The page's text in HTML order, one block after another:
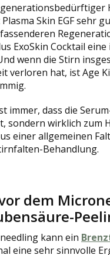
Skin EGF sehr
ExoSkin Cocktail
wenn die Stirn
verloren hat, ist Age
immer, dass die
sondern wirklich zum
einer allgemeinen
Behandlung.
dem
kann ein
eine sehr sinnvolle